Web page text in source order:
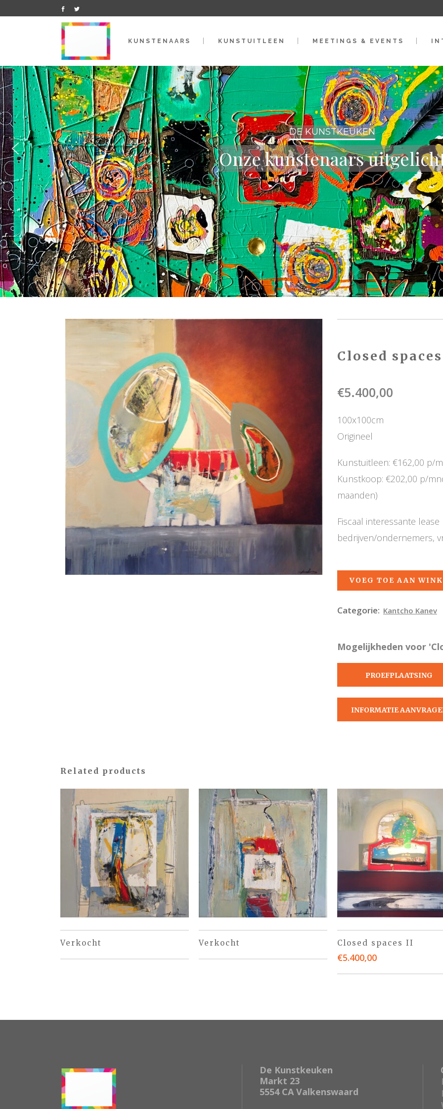
KUNSTENAARS KUNSTUITLEEN MEETINGS & EVENTS
DE KUNSTKEUKEN
Onze kunstenaars
Closed
€5.400,00
100x100cm
Origineel
Kunstuitleen: €162,00 p/
Kunstkoop: €202,00 p/
maanden)
Fiscaal interessante
bedrijven/ondernemers,
VOEG TOE AAN
Categorie: Kantcho Kanev
Mogelijkheden voor
PROEFPLAATSING
INFORMATIE
Related products
Verkocht Verkocht Closed spaces II
€5.400,00
De Kunstkeuken
Markt 23
5554 CA Valkenswaard